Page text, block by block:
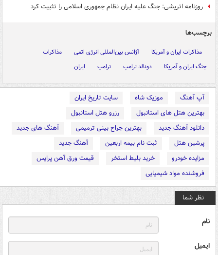
روزنامه اتریشی: جنگ علیه ایران نظام جمهوری اسلامی را تثبیت کرد
برچسب‌ها
مذاکرات ایران و آمریکا آژانس بین‌المللی انرژی اتمی
مذاکرات
جنگ ایران و آمریکا
دونالد ترامپ ترامپ ایران
آپ آهنگ موزیک شاه
سایت تاریخ ایران
بهترین هتل های استانبول
رزرو هتل استانبول
دانلود آهنگ جدید
بهترین جراح بینی ترمیمی
آهنگ های جدید
پرشین هتل
ثبت نام بیمه اربعین
آهنگ جدید
مزایده خودرو
خرید بلیط استخر
قیمت ورق آهن پرایس
فروشنده مواد شیمیایی
نظر شما
نام
ایمیل